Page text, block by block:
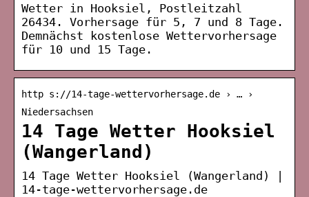
Wetter in Hooksiel, Postleitzahl
26434. Vorhersage für 5, 7 und 8 Tage.
Demnächst kostenlose Wettervorhersage
für 10 und 15 Tage.
http s://14-tage-wettervorhersage.de › … ›
Niedersachsen
14 Tage Wetter Hooksiel
(Wangerland)
14 Tage Wetter Hooksiel (Wangerland) |
14-tage-wettervorhersage.de